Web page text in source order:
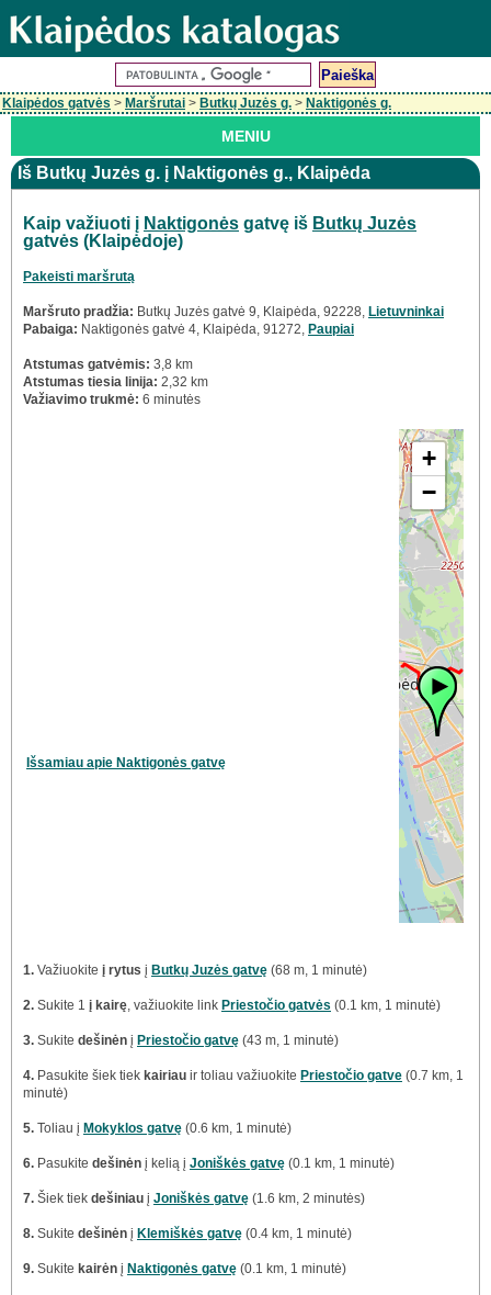
Klaipėdos gatvės > Maršrutai > Butkų Juzės g. > Naktigonės g.
MENIU
Iš Butkų Juzės g. į Naktigonės g., Klaipėda
Kaip važiuoti į Naktigonės gatvę iš Butkų Juzės
gatvės (Klaipėdoje)
Pakeisti maršrutą
Maršruto pradžia: Butkų Juzės gatvė 9, Klaipėda, 92228, Lietuvninkai
Pabaiga: Naktigonės gatvė 4, Klaipėda, 91272, Paupiai
Atstumas gatvėmis: 3,8 km
Atstumas tiesia linija: 2,32 km
Važiavimo trukmė: 6 minutės
Išsamiau apie Naktigonės gatvę
+
−
1. Važiuokite į rytus į Butkų Juzės gatvę (68 m, 1 minutė)
2. Sukite 1 į kairę, važiuokite link Priestočio gatvės (0.1 km, 1 minutė)
3. Sukite dešinėn į Priestočio gatvę (43 m, 1 minutė)
4. Pasukite šiek tiek kairiau ir toliau važiuokite Priestočio gatve (0.7 km, 1
minutė)
5. Toliau į Mokyklos gatvę (0.6 km, 1 minutė)
6. Pasukite dešinėn į kelią į Joniškės gatvę (0.1 km, 1 minutė)
7. Šiek tiek dešiniau į Joniškės gatvę (1.6 km, 2 minutės)
8. Sukite dešinėn į Klemiškės gatvę (0.4 km, 1 minutė)
9. Sukite kairėn į Naktigonės gatvę (0.1 km, 1 minutė)